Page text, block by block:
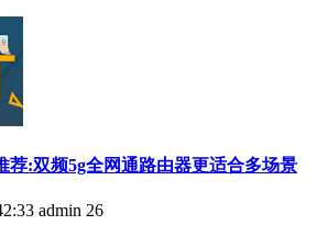
荐:双频5g全网通路由器更适合多场景
admin 26